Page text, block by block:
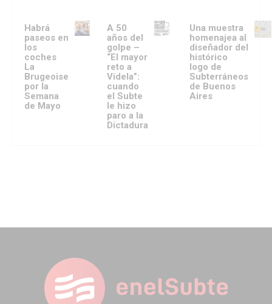
Habrá
paseos en
los
coches
La
Brugeoise
por la
Semana
de Mayo
A 50
años del
golpe –
“El mayor
reto a
Videla”:
cuando
el Subte
le hizo
paro a la
Dictadura
Una muestra
homenajea al
diseñador del
histórico
logo de
Subterráneos
de Buenos
Aires